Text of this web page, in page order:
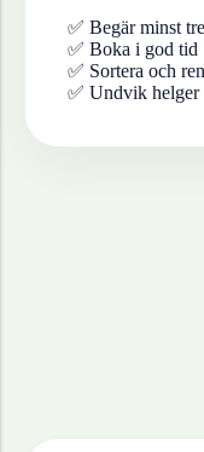
✅ Begär minst
✅ Boka i god tid
✅ Sortera och
✅ Undvik